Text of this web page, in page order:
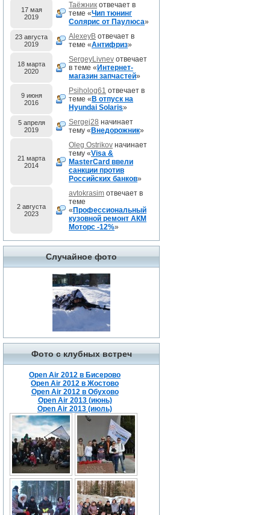
17 мая
2019
Таёжник отвечает в
теме «Чип тюнинг
Солярис от Паулюса»
23 августа
2019
AlexeyB отвечает в
теме «Антифриз»
18 марта
2020
SergeyLivnev отвечает
в теме « Интернет-
магазин запчастей»
9 июня
2016
Psiholog61 отвечает в
теме « В отпуск на
Hyundai Solaris»
5 апреля
2019
Sergej28 начинает
тему « Внедорожник»
21 марта
2014
Oleg Ostrikov начинает
тему «Visa &
MasterCard ввели
санкции против
Российских банков»
2 августа
2023
avtokrasim отвечает в
теме
« Профессиональный
кузовной ремонт АКМ
Моторс -12%»
Случайное фото
Фото с клубных встреч
Open Air 2012 в Бисерово
Open Air 2012 в Жостово
Open Air 2012 в Обухово
Open Air 2013 (июнь)
Open Air 2013 (июль)